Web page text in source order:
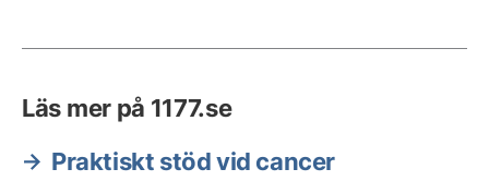
Läs mer på 1177.se
Praktiskt stöd vid cancer